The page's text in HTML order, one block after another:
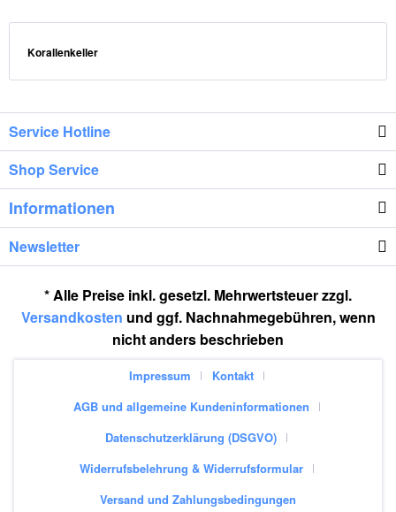
Korallenkeller
Service Hotline
Shop Service
Informationen
Newsletter
* Alle Preise inkl. gesetzl. Mehrwertsteuer zzgl.
Versandkosten und ggf. Nachnahmegebühren, wenn
nicht anders beschrieben
Impressum
Kontakt
AGB und allgemeine Kundeninformationen
Datenschutzerklärung (DSGVO)
Widerrufsbelehrung & Widerrufsformular
Versand und Zahlungsbedingungen